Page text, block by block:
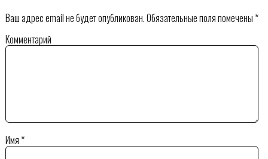
Ваш адрес email не будет опубликован.Обязательные поля помечены*
Комментарий
Имя*